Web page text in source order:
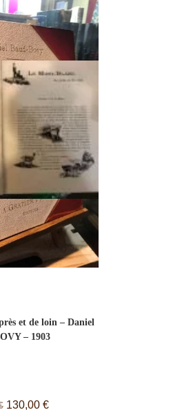
et de loin – Daniel
– 1903
130,00 €